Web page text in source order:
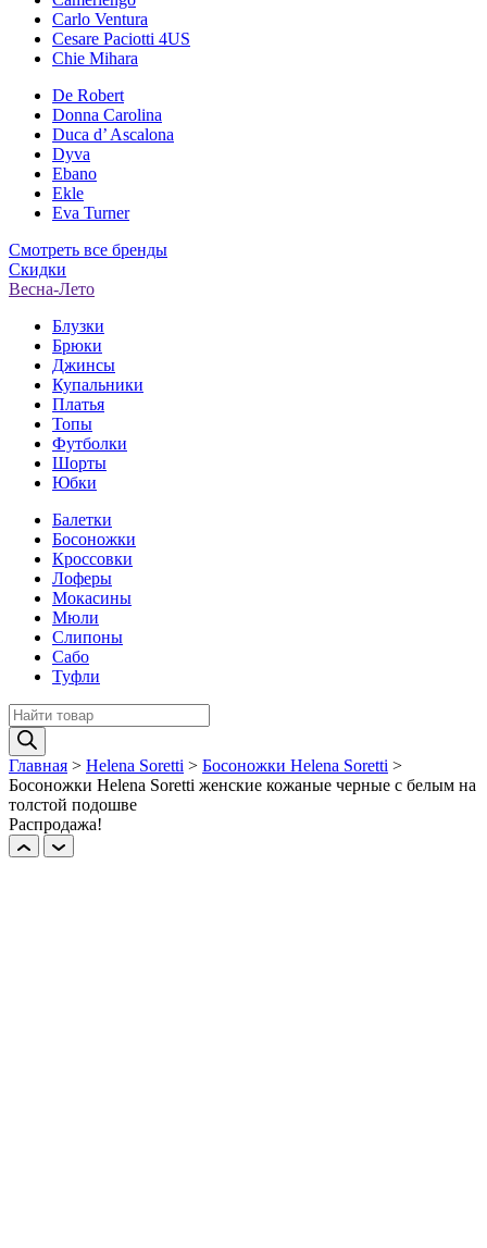
Carlo Ventura
Cesare Paciotti 4US
Chie Mihara
De Robert
Donna Carolina
Duca d’ Ascalona
Dyva
Ebano
Ekle
Eva Turner
Смотреть все бренды
Скидки
Весна-Лето
Блузки
Брюки
Джинсы
Купальники
Платья
Топы
Футболки
Шорты
Юбки
Балетки
Босоножки
Кроссовки
Лоферы
Мокасины
Мюли
Слипоны
Сабо
Туфли
Поиск
товаров
Главная > Helena Soretti > Босоножки Helena Soretti >
Босоножки Helena Soretti женские кожаные черные с белым на
толстой подошве
Распродажа!